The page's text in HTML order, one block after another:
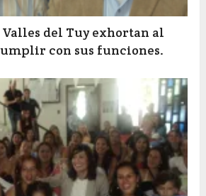
del Tuy exhortan al
con sus funciones.